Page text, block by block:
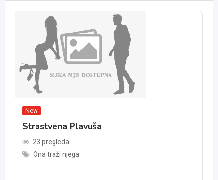
New
Strastvena Plavuša
23 pregleda
Ona traži njega